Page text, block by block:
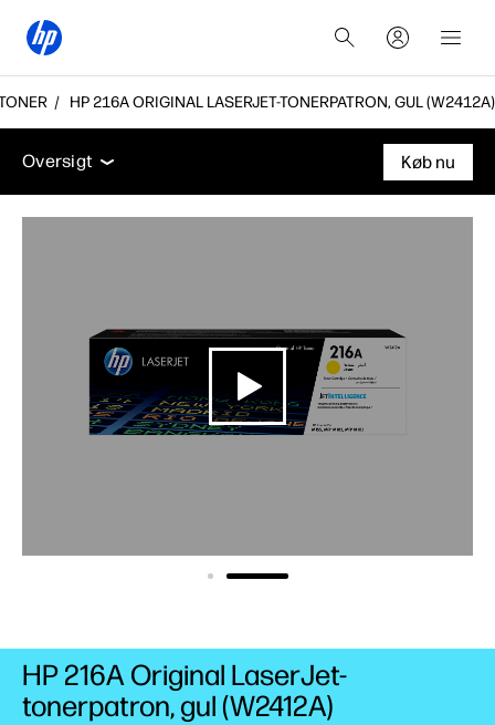
HP 216A ORIGINAL LASERJET-TONERPATRON, GUL (W2412A)
Oversigt Funktioner
Support
Oversigt
Oversigt
Køb nu
HP 216A Original LaserJet-
tonerpatron, gul (W2412A)